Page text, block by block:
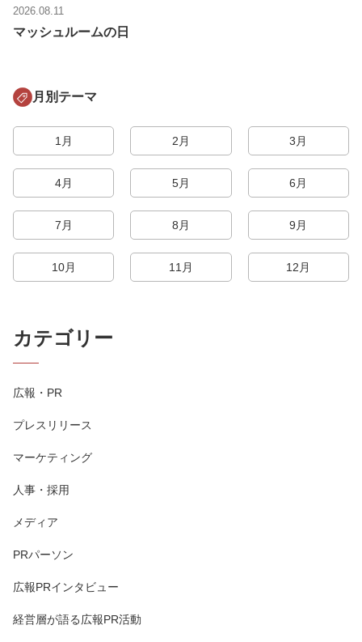
2026.08.11
マッシュルームの日
月別テーマ
1月 2月 3月
4月 5月 6月
7月 8月 9月
10月 11月 12月
カテゴリー
広報・PR
プレスリリース
マーケティング
人事・採用
メディア
PRパーソン
広報PRインタビュー
経営層が語る広報PR活動